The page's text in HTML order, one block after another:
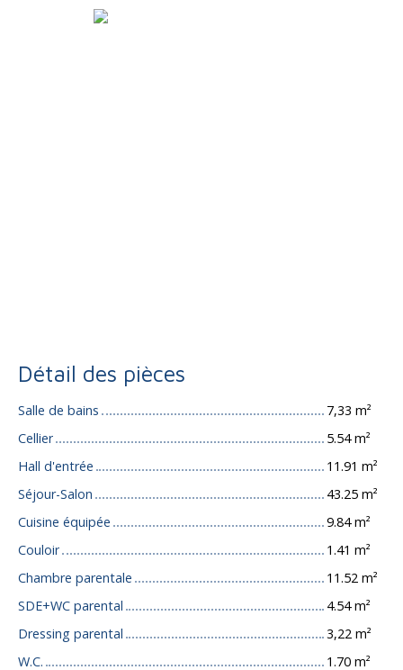
Détail des pièces
Salle de bains
7,33 m²
Cellier
5.54 m²
Hall d'entrée
11.91 m²
Séjour-Salon
43.25 m²
Cuisine équipée
9.84 m²
Couloir
1.41 m²
Chambre parentale
11.52 m²
SDE+WC parental
4.54 m²
Dressing parental
3,22 m²
W.C.
1.70 m²